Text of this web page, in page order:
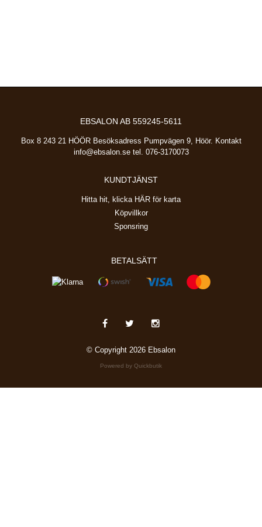
EBSALON AB 559245-5611
Box 8 243 21 HÖÖR Besöksadress Pumpvägen 9, Höör. Kontakt
info@ebsalon.setel. 076-3170073
KUNDTJÄNST
Hitta hit, klicka HÄR för karta
Köpvillkor
Sponsring
BETALSÄTT
© Copyright 2026 Ebsalon
Powered by Quickbutik